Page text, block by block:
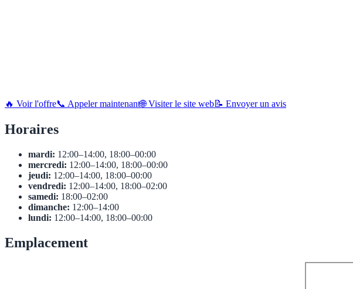
🔥 Voir l'offre📞 Appeler maintenant🌐 Visiter le site web📝 Envoyer un avis
Horaires
mardi: 12:00–14:00, 18:00–00:00
mercredi: 12:00–14:00, 18:00–00:00
jeudi: 12:00–14:00, 18:00–00:00
vendredi: 12:00–14:00, 18:00–02:00
samedi: 18:00–02:00
dimanche: 12:00–14:00
lundi: 12:00–14:00, 18:00–00:00
Emplacement